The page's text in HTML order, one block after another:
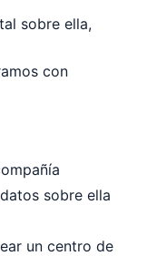
sobre ella,
con
sobre ella
un centro de